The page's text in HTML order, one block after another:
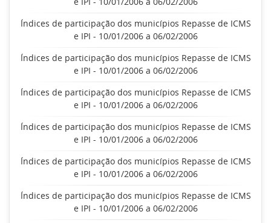
Índices de participação dos municípios Repasse de ICMS
e IPI - 10/01/2006 a 06/02/2006
Índices de participação dos municípios Repasse de ICMS
e IPI - 10/01/2006 a 06/02/2006
Índices de participação dos municípios Repasse de ICMS
e IPI - 10/01/2006 a 06/02/2006
Índices de participação dos municípios Repasse de ICMS
e IPI - 10/01/2006 a 06/02/2006
Índices de participação dos municípios Repasse de ICMS
e IPI - 10/01/2006 a 06/02/2006
Índices de participação dos municípios Repasse de ICMS
e IPI - 10/01/2006 a 06/02/2006